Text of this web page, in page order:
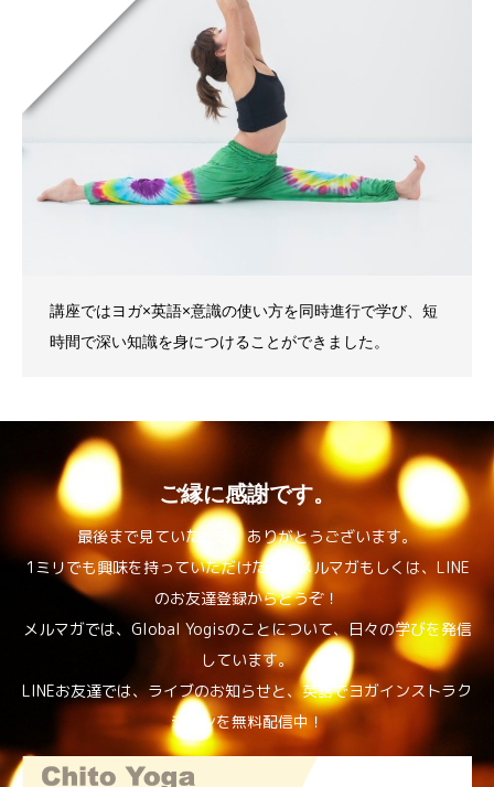
講座ではヨガ×英語×意識の使い方を同時進行で学び、短
時間で深い知識を身につけることができました。
ご縁に感謝です。
最後まで見ていただき、ありがとうございます。
1ミリでも興味を持っていただけたら、メルマガもしくは、LINE
のお友達登録からどうぞ！
メルマガでは、Global Yogisのことについて、日々の学びを発信
しています。
LINEお友達では、ライブのお知らせと、英語でヨガインストラク
ションを無料配信中！